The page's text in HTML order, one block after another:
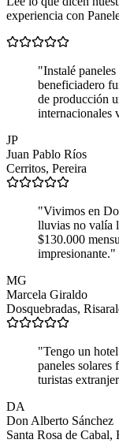
experiencia con
"Instalé
beneficiadero
de producción
internacionales
JP
Juan Pablo Ríos
Cerritos, Pereira
"Vivimos en
lluvias no valía
$130.000
impresionante."
MG
Marcela Giraldo
Dosquebradas,
"Tengo un
paneles solares
turistas
DA
Don Alberto Sánchez
Santa Rosa de Cabal,